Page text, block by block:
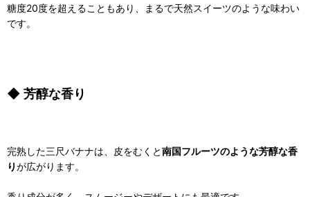
糖度20度を超えることもあり、まるで天然スイーツのような味わい
です。
◆ 芳醇な香り
完熟した三尺バナナは、皮をむくと南国フルーツのような芳醇な香
りが広がります。